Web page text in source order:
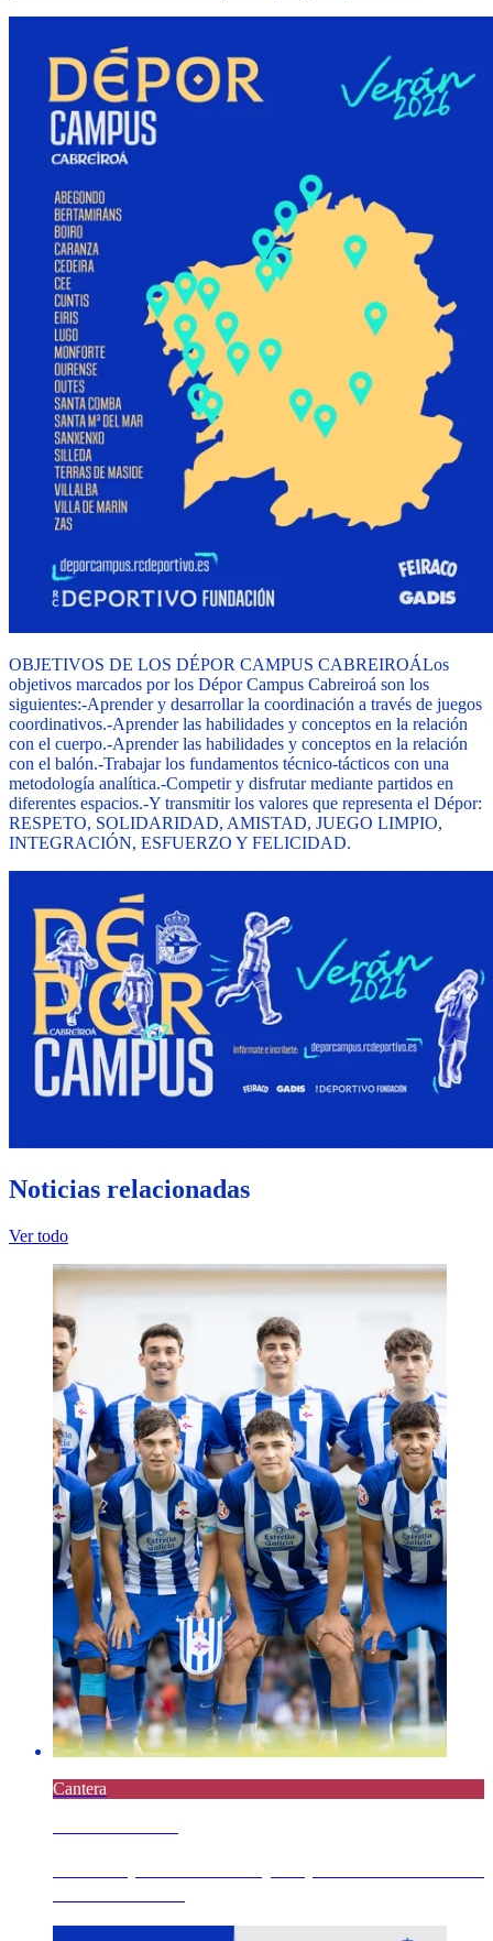
OBJETIVOS DE LOS DÉPOR CAMPUS CABREIROÁLos
objetivos marcados por los Dépor Campus Cabreiroá son los
siguientes:-Aprender y desarrollar la coordinación a través de juegos
coordinativos.-Aprender las habilidades y conceptos en la relación
con el cuerpo.-Aprender las habilidades y conceptos en la relación
con el balón.-Trabajar los fundamentos técnico-tácticos con una
metodología analítica.-Competir y disfrutar mediante partidos en
diferentes espacios.-Y transmitir los valores que representa el Dépor:
RESPETO, SOLIDARIDAD, AMISTAD, JUEGO LIMPIO,
INTEGRACIÓN, ESFUERZO Y FELICIDAD.
Noticias relacionadas
Ver todo
Cantera